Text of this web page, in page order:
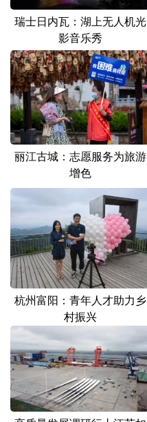
English Español
Русский язык
Deutsch Português
瑞士日内瓦：湖上无人机光
影音乐秀
丽江古城：志愿服务为旅游
增色
杭州富阳：青年人才助力乡
村振兴